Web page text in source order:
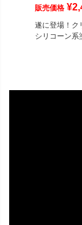
販売価格 ¥
遂に登場！ク
シリコーン系